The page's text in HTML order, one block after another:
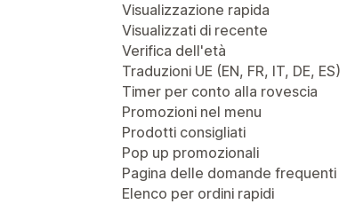
Visualizzazione rapida
Visualizzati di recente
Verifica dell'età
Traduzioni UE (EN, FR, IT, DE, ES)
Timer per conto alla rovescia
Promozioni nel menu
Prodotti consigliati
Pop up promozionali
Pagina delle domande frequenti
Elenco per ordini rapidi